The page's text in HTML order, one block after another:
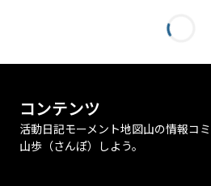
コンテンツ
活動日記モーメント地図山の情報コ
山歩（さんぽ）しよう。